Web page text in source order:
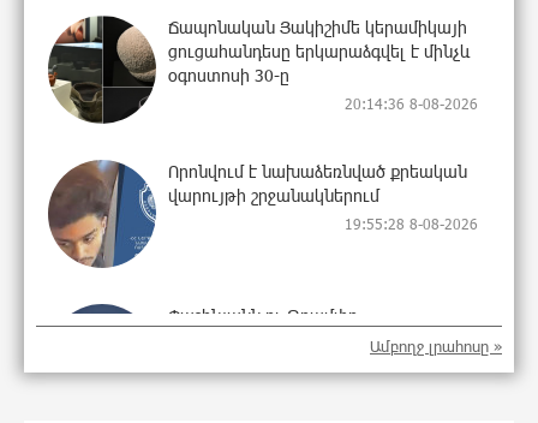
Ճապոնական Յակիշիմե կերամիկայի
ցուցահանդեսը երկարաձգվել է մինչև
օգոստոսի 30-ը
20:14:36 8-08-2026
Որոնվում է նախաձեռնված քրեական
վարույթի շրջանակներում
19:55:28 8-08-2026
Փաշինյանն ու Թրամփը
հեռախոսազրույց են ունեցելԱմբողջ լրահոսը »